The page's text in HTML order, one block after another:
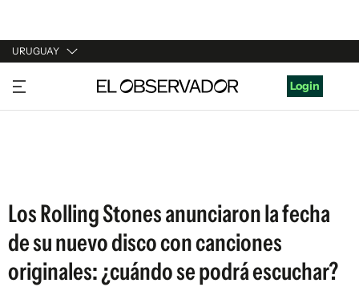
URUGUAY
URUGUAY
ARGENTINA
Login
Los Rolling Stones anunciaron la fecha
de su nuevo disco con canciones
originales: ¿cuándo se podrá escuchar?